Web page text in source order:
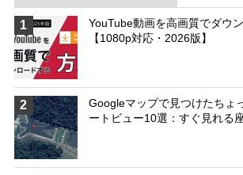
1
YouTube動画を高画質でダウ
【1080p対応・2026版】
2
Googleマップで見つけたちょ
ートビュー10選：すぐ見れる